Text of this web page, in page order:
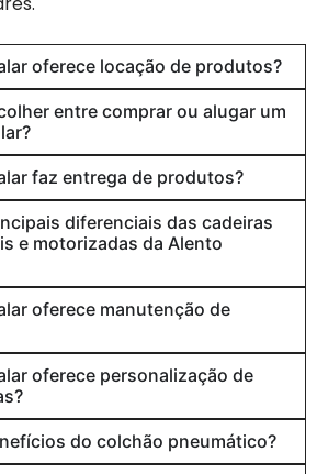
oferece locação de produtos?
entre comprar ou alugar um
faz entrega de produtos?
diferenciais das cadeiras
e motorizadas da Alento
oferece manutenção de
oferece personalização de
do colchão pneumático?